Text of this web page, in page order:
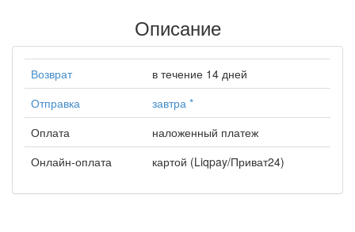
Описание
Возврат
в течение 14 дней
Отправка
завтра *
Оплата
наложенный платеж
Онлайн-оплата
картой (Liqpay/Приват24)